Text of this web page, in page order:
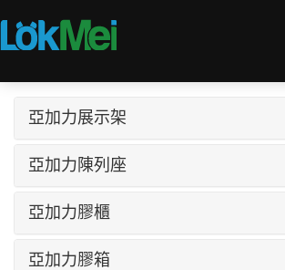
亞加力展示架
亞加力陳列座
亞加力膠櫃
亞加力膠箱